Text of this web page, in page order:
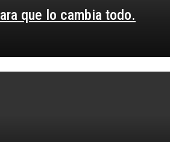
que lo cambia todo.